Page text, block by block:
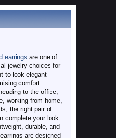
earrings are one of
jewelry choices for
to look elegant
comfort.
to the office,
working from home,
the right pair of
complete your look
durable, and
are designed